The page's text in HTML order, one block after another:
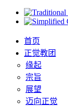
首页
正觉教团
缘起
宗旨
展望
迈向正觉